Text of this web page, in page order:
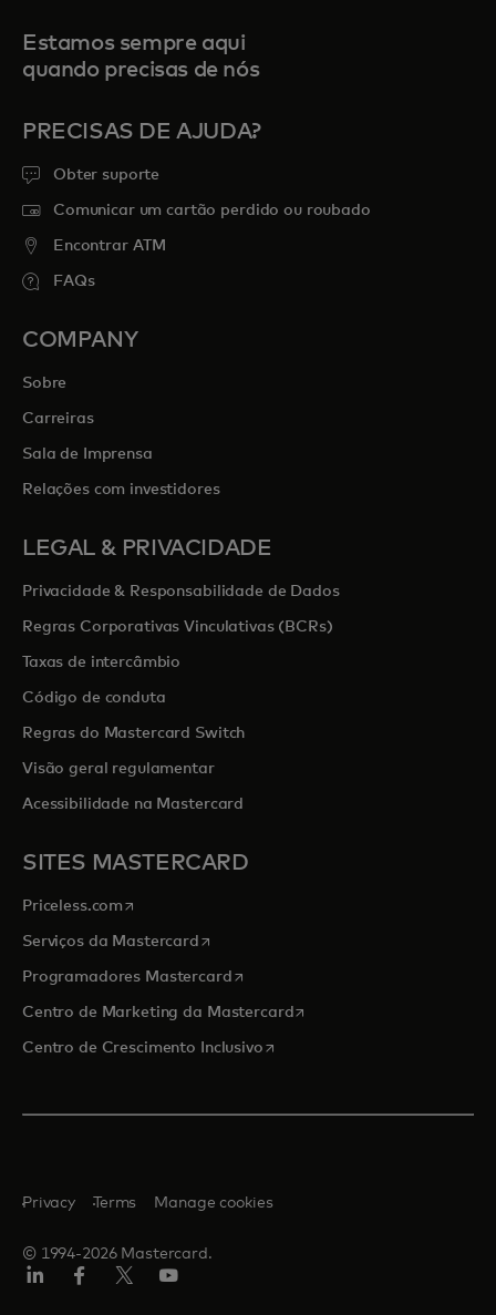
Estamos sempre aqui
quando precisas de nós
PRECISAS DE AJUDA?
Obter suporte
Comunicar um cartão perdido ou roubado
Encontrar ATM
FAQs
COMPANY
Sobre
Carreiras
Sala de Imprensa
Relações com investidores
LEGAL & PRIVACIDADE
Privacidade & Responsabilidade de Dados
Regras Corporativas Vinculativas (BCRs)
Taxas de intercâmbio
Código de conduta
Regras do Mastercard Switch
Visão geral regulamentar
Acessibilidade na Mastercard
SITES MASTERCARD
Priceless.com opens in a new tab
Serviços da Mastercardopens in a new tab
Programadores Mastercardopens in a new tab
Centro de Marketing da Mastercardopens in a new tab
Centro de Crescimento Inclusivoopens in a new tab
© 1994-2026 Mastercard.
Privacy Terms Manage cookies